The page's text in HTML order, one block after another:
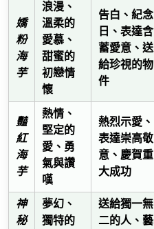
嬌
粉
海
芋
浪漫、
溫柔的
愛慕、
甜蜜的
初戀情
懷
告白、紀念
日、表達含
蓄愛意、送
給珍視的物
件
豔
紅
海
芋
熱情、
堅定的
愛、勇
氣與讚
嘆
熱烈示愛、
表達崇高敬
意、慶賀重
大成功
神
秘
夢幻、
獨特的
送給獨一無
二的人、藝